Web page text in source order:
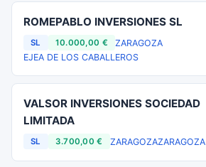
ROMEPABLO INVERSIONES SL
SL 10.000,00 €
ZARAGOZA
EJEA DE LOS CABALLEROS
VALSOR INVERSIONES SOCIEDAD
LIMITADA
SL 3.700,00 € ZARAGOZAZARAGOZA